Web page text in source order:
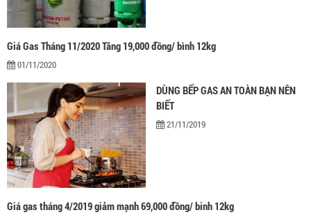
Giá Gas Tháng 11/2020 Tăng 19,000 đồng/ bình 12kg
01/11/2020
DÙNG BẾP GAS AN TOÀN BẠN NÊN
BIẾT
21/11/2019
Giá gas tháng 4/2019 giảm mạnh 69,000 đồng/ binh 12kg